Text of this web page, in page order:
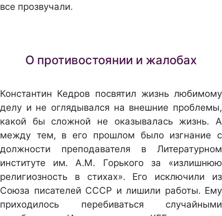
все прозвучали.
О противостоянии и жалобах
Константин Кедров посвятил жизнь любимому
делу и не оглядывался на внешние проблемы,
какой бы сложной не оказывалась жизнь. А
между тем, в его прошлом было изгнание с
должности преподавателя в Литературном
институте им. А.М. Горького за «излишнюю
религиозность в стихах». Его исключили из
Союза писателей СССР и лишили работы. Ему
приходилось перебиваться случайными